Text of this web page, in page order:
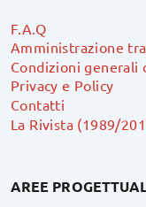
F.A.Q
Amministrazione
Condizioni generali
Privacy e Policy
Contatti
La Rivista (1989/
AREE